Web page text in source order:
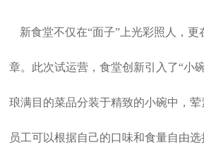
新食堂不仅在“面子”上光彩照人，更
章。此次试运营 ，食堂创新引入了“小
琅满目的菜品分装于精致的小碗中，荤
员工可以根据自己的口味和食量自由